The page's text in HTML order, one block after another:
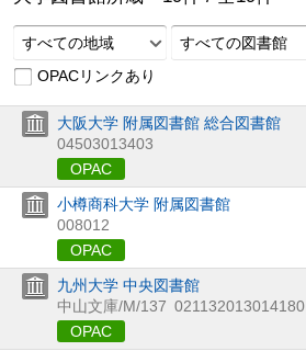
すべての地域
すべての図書館
OPACリンクあり
大阪大学 附属図書館 総合図書館
04503013403
OPAC
小樽商科大学 附属図書館
008012
OPAC
九州大学 中央図書館
中山文庫/M/137 021132013014180
OPAC